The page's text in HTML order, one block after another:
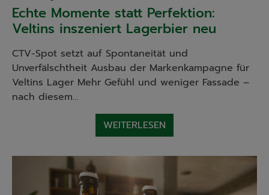
Echte Momente statt Perfektion:
Veltins inszeniert Lagerbier neu
CTV-Spot setzt auf Spontaneität und
Unverfälschtheit Ausbau der Markenkampagne für
Veltins Lager Mehr Gefühl und weniger Fassade –
nach diesem…
WEITERLESEN